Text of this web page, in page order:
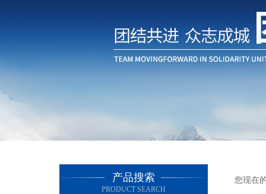
产品搜索
PRODUCT SEARCH
您现在